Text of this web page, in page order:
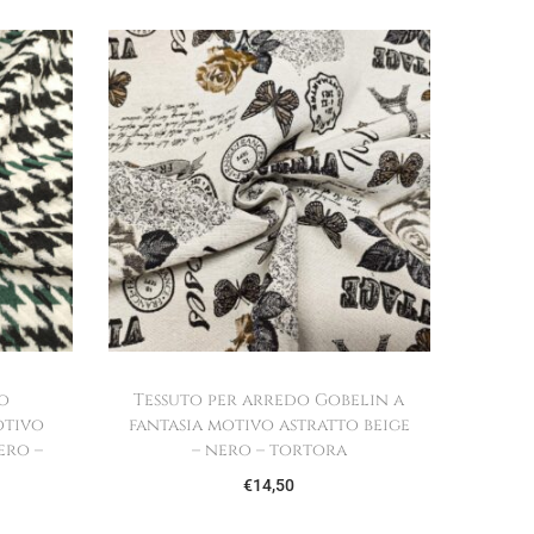
–
Tessuto per arredo Gobelin a
fantasia motivo astratto beige
– nero – tortora
€14,50